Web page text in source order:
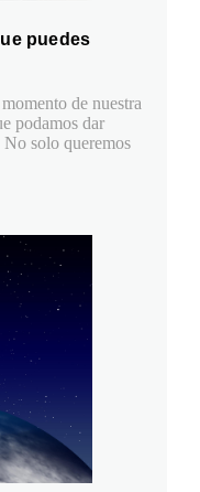
puedes
de nuestra
podamos dar
No solo queremos